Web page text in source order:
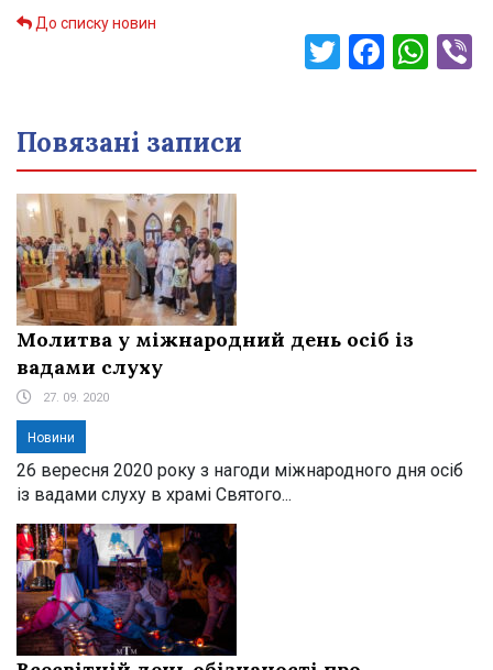
До списку новин
Twitter
Повязані записи
Молитва у міжнародний день осіб із
вадами слуху
27. 09. 2020
Новини
26 вересня 2020 року з нагоди міжнародного дня осіб
із вадами слуху в храмі Святого...